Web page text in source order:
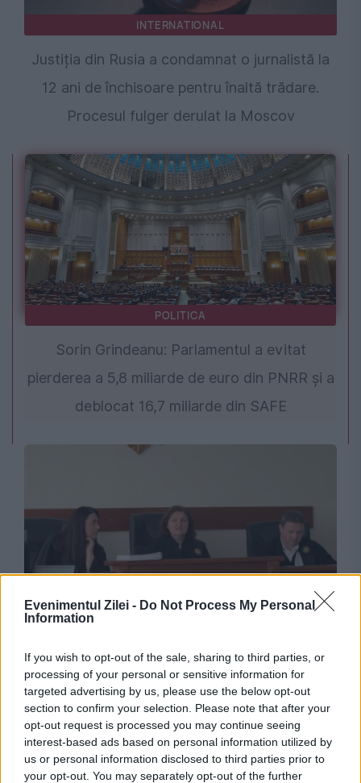
Evenimentul Zilei - Do Not Process My Personal
Information
If you wish to opt-out of the sale, sharing to third parties, or
processing of your personal or sensitive information for
targeted advertising by us, please use the below opt-out
section to confirm your selection. Please note that after your
opt-out request is processed you may continue seeing
interest-based ads based on personal information utilized by
us or personal information disclosed to third parties prior to
your opt-out. You may separately opt-out of the further
INTERNATIONAL
Justiția din Rusia a condamnat o jurnalistă la
12 ani de închisoare pentru înaltă trădare.
Procesul fulger derulat la Moscov
POLITICA
Sorin Grindeanu: Parlamentul a evitat
pierderea a 5,8 miliarde de euro din PNRR și a
deblocat 16,7 miliarde din SAFE
JUSTITIE
după excluderea din magistratură de către
CSM